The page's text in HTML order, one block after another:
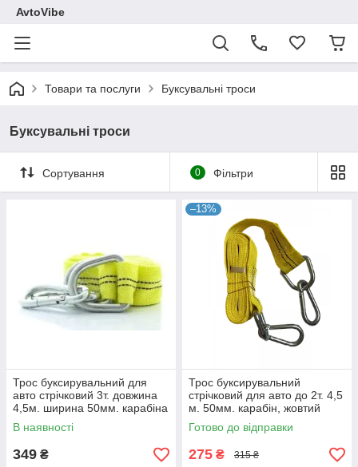
AvtoVibe
Товари та послуги Буксувальні троси
Буксувальні троси
Сортування 0 Фільтри
Трос буксирувальний для
авто стрічковий 3т. довжина
4,5м. ширина 50мм. карабіна
застібка жовтий Дорожня
карта
В наявності
349 ₴
–13%
Трос буксирувальний
стрічковий для авто до 2т. 4,5
м. 50мм. карабін, жовтий
Дорожня карта
Готово до відправки
275 ₴ 315 ₴